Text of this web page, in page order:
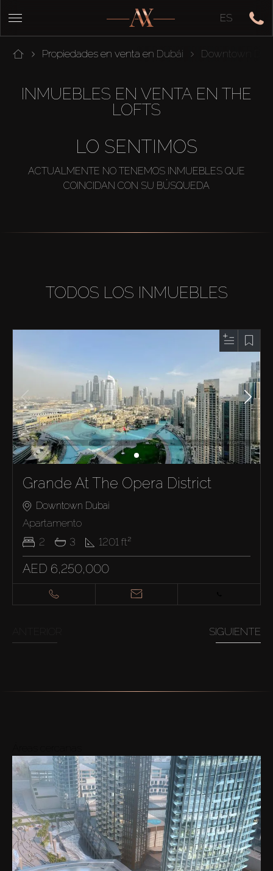
ES
Propiedades en venta en Dubái Downtown
INMUEBLES EN VENTA EN THE
LOFTS
LO SENTIMOS
ACTUALMENTE NO TENEMOS INMUEBLES QUE
COINCIDAN CON SU BÚSQUEDA
TODOS LOS INMUEBLES
Grande At The Opera District
Downtown Dubai
Apartamento
2
3 1201 ft²
AED 6,250,000
SIGUIENTE